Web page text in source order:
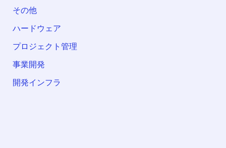
その他
ハードウェア
プロジェクト管理
事業開発
開発インフラ